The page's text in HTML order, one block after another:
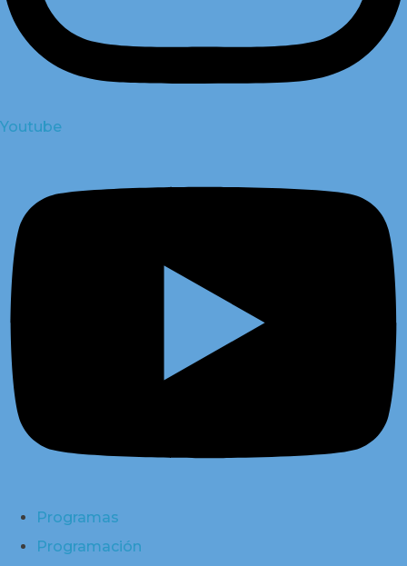
Youtube
Programas
Programación